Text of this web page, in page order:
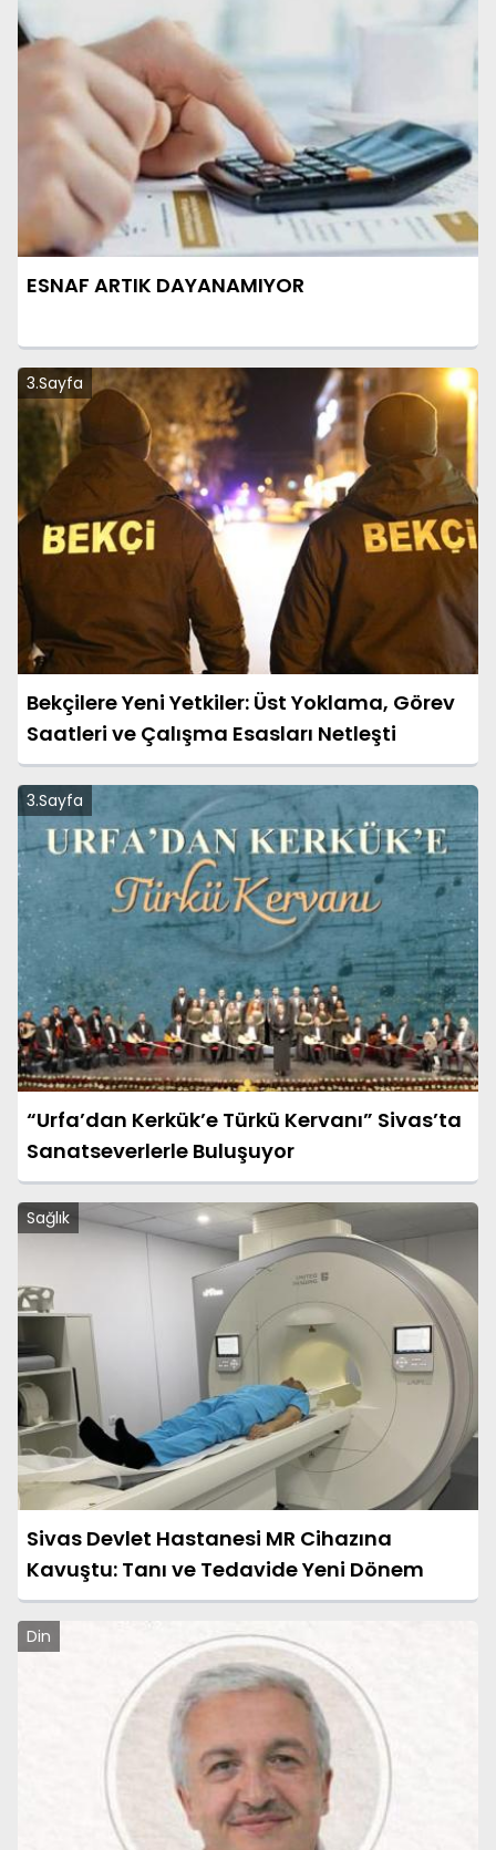
ESNAF ARTIK DAYANAMIYOR
3.Sayfa
Bekçilere Yeni Yetkiler: Üst Yoklama, Görev
Saatleri ve Çalışma Esasları Netleşti
3.Sayfa
“Urfa’dan Kerkük’e Türkü Kervanı” Sivas’ta
Sanatseverlerle Buluşuyor
Sağlık
Sivas Devlet Hastanesi MR Cihazına
Kavuştu: Tanı ve Tedavide Yeni Dönem
Din